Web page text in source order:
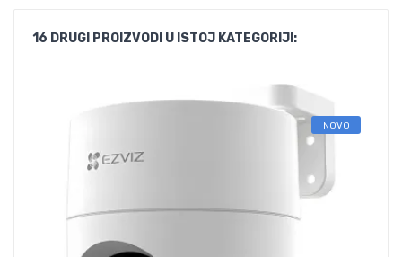
16 DRUGI PROIZVODI U ISTOJ KATEGORIJI:
NOVO